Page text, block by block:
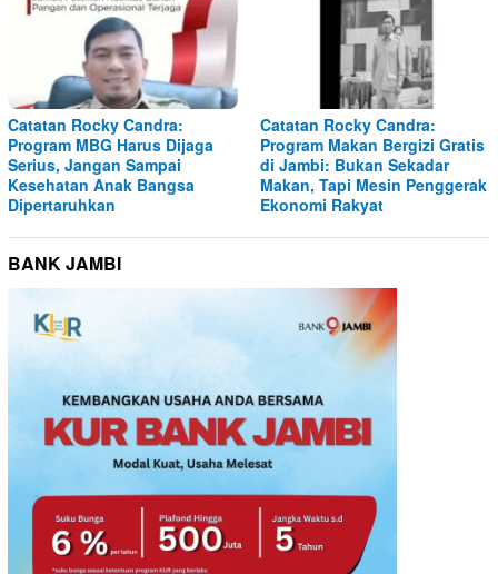
Catatan Rocky Candra:
Program MBG Harus Dijaga
Serius, Jangan Sampai
Kesehatan Anak Bangsa
Dipertaruhkan
Catatan Rocky Candra:
Program Makan Bergizi Gratis
di Jambi: Bukan Sekadar
Makan, Tapi Mesin Penggerak
Ekonomi Rakyat
BANK JAMBI